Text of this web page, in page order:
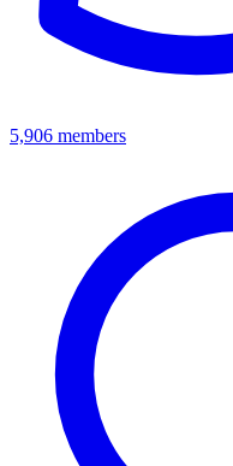
5,906 members